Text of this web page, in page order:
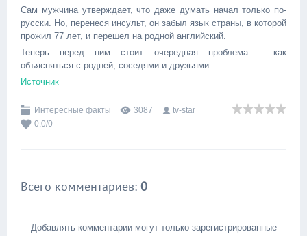
Сам мужчина утверждает, что даже думать начал только по-
русски. Но, перенеся инсульт, он забыл язык страны, в которой
прожил 77 лет, и перешел на родной английский.
Теперь перед ним стоит очередная проблема – как
объясняться с родней, соседями и друзьями.
Источник
Интересные факты 3087
tv-star
0.0/0
Всего комментариев: 0
Добавлять комментарии могут только зарегистрированные